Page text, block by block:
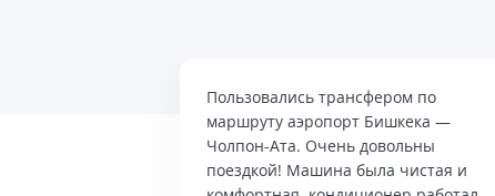
Пользовались трансфером по
маршруту аэропорт Бишкека —
Чолпон-Ата. Очень довольны
поездкой! Машина была чистая и